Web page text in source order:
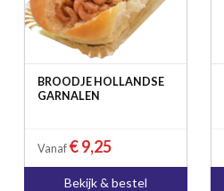
BROODJE HOLLANDSE
GARNALEN
Vanaf € 9,25
Bekijk & bestel